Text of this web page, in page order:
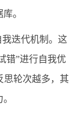
。
我迭代机制。这
错”进行自我优
思轮次越多，其